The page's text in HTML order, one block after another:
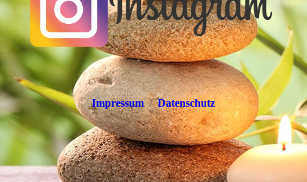
Impressum/Datenschutz